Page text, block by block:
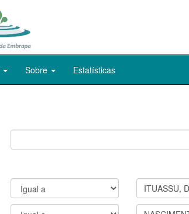
Sobre Estatísticas